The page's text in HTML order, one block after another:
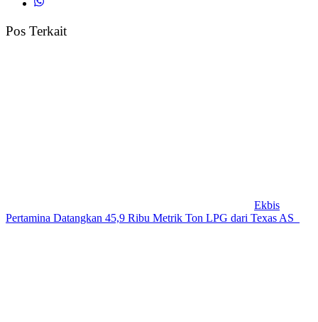
Pos Terkait
Ekbis
Pertamina Datangkan 45,9 Ribu Metrik Ton LPG dari Texas AS